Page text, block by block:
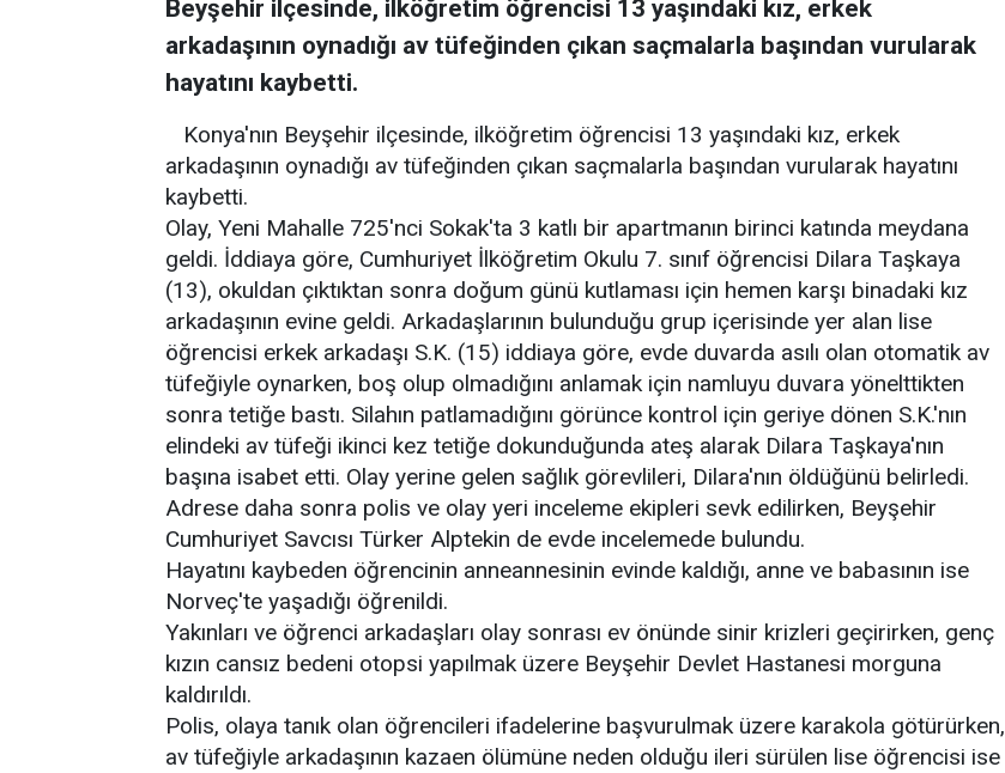
Beyşehir ilçesinde, ilköğretim öğrencisi 13 yaşındaki kız, erkek
arkadaşının oynadığı av tüfeğinden çıkan saçmalarla başından vurularak
hayatını kaybetti.
Konya'nın Beyşehir ilçesinde, ilköğretim öğrencisi 13 yaşındaki kız, erkek
arkadaşının oynadığı av tüfeğinden çıkan saçmalarla başından vurularak hayatını
kaybetti.
Olay, Yeni Mahalle 725'nci Sokak'ta 3 katlı bir apartmanın birinci katında meydana
geldi. İddiaya göre, Cumhuriyet İlköğretim Okulu 7. sınıf öğrencisi Dilara Taşkaya
(13), okuldan çıktıktan sonra doğum günü kutlaması için hemen karşı binadaki kız
arkadaşının evine geldi. Arkadaşlarının bulunduğu grup içerisinde yer alan lise
öğrencisi erkek arkadaşı S.K. (15) iddiaya göre, evde duvarda asılı olan otomatik av
tüfeğiyle oynarken, boş olup olmadığını anlamak için namluyu duvara yönelttikten
sonra tetiğe bastı. Silahın patlamadığını görünce kontrol için geriye dönen S.K.'nın
elindeki av tüfeği ikinci kez tetiğe dokunduğunda ateş alarak Dilara Taşkaya'nın
başına isabet etti. Olay yerine gelen sağlık görevlileri, Dilara'nın öldüğünü belirledi.
Adrese daha sonra polis ve olay yeri inceleme ekipleri sevk edilirken, Beyşehir
Cumhuriyet Savcısı Türker Alptekin de evde incelemede bulundu.
Hayatını kaybeden öğrencinin anneannesinin evinde kaldığı, anne ve babasının ise
Norveç'te yaşadığı öğrenildi.
Yakınları ve öğrenci arkadaşları olay sonrası ev önünde sinir krizleri geçirirken, genç
kızın cansız bedeni otopsi yapılmak üzere Beyşehir Devlet Hastanesi morguna
kaldırıldı.
Polis, olaya tanık olan öğrencileri ifadelerine başvurulmak üzere karakola götürürken,
av tüfeğiyle arkadaşının kazaen ölümüne neden olduğu ileri sürülen lise öğrencisi ise